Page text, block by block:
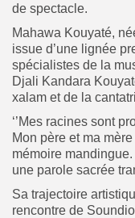
de spectacle.
Mahawa Kouyaté,
issue d’une lignée
spécialistes de la
Djali Kandara
xalam et de la
‘’Mes racines sont
Mon père et ma
mémoire
une parole sacrée
Sa trajectoire
rencontre de